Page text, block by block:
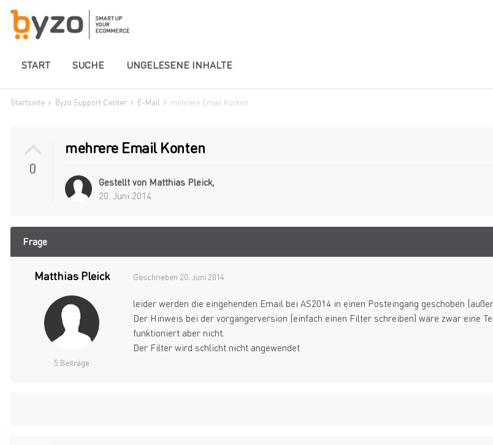
START SUCHE UNGELESENE INHALTE
Startseite Byzo Support Center E-Mail mehrere Email Konten
0
mehrere Email Konten
Gestellt von Matthias Pleick,
20. Juni 2014
Frage
Matthias Pleick
5 Beiträge
Geschrieben 20. Juni 2014
leider werden die eingehenden Email bei AS2014 in einen Posteingang geschoben
Der Hinweis bei der vorgängerversion (einfach einen Filter schreiben) wäre zwar eine
funktioniert aber nicht.
Der Filter wird schlicht nicht angewendet